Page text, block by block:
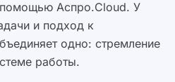
помощью Аспро.Cloud. У
и подход к
одно: стремление
работы.